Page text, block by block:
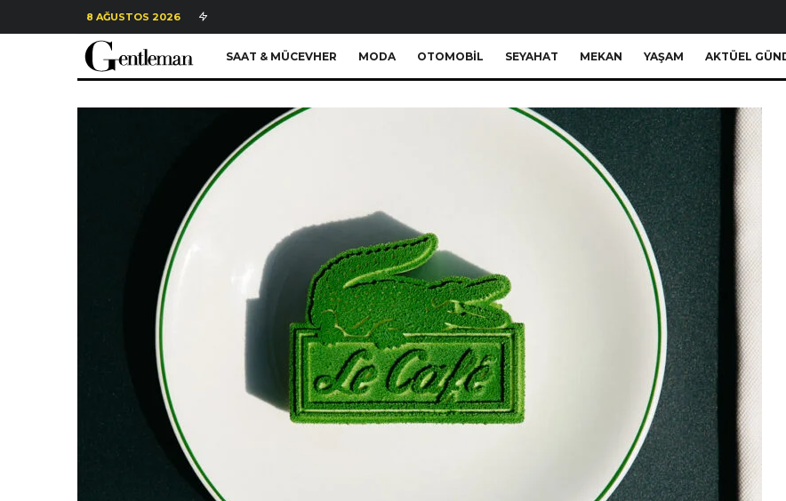
8 AĞUSTOS 2026
SAAT & MÜCEVHER MODA OTOMOBIL SEYAHAT MEKAN YAŞAM AKTÜEL